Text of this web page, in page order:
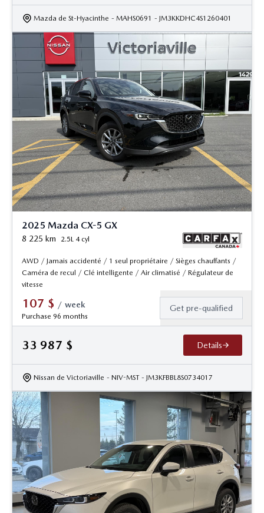
Mazda de St-Hyacinthe - MAHS0691 - JM3KKDHC4S1260401
2025 Mazda CX-5 GX
8 225 km 2.5L 4 cyl
AWD / Jamais accidenté / 1 seul propriétaire / Sièges chauffants /
Caméra de recul / Clé intelligente / Air climatisé / Régulateur de
vitesse
107 $ / week
Purchase 96 months
Get pre-qualified
33 987 $ Details
Nissan de Victoriaville - NIV-MST - JM3KFBBL8S0734017